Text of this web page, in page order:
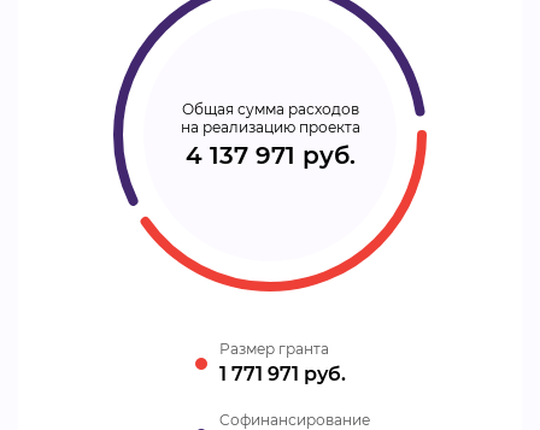
Общая сумма расходов
на реализацию проекта
4 137 971 руб.
Размер гранта
1 771 971 руб.
Cофинансирование